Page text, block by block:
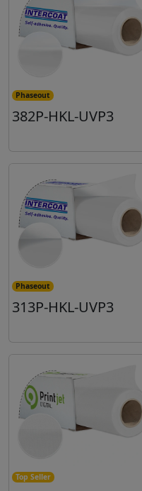
Phaseout
382P-HKL-UVP3
Phaseout
313P-HKL-UVP3
Top Seller